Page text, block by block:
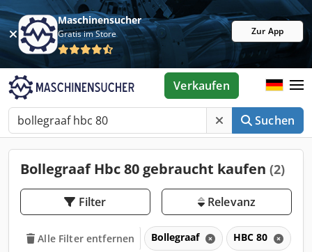
Maschinensucher
Gratis im Store Zur App
Suchen
Verkaufen
Bollegraaf Hbc 80 gebraucht kaufen (2)
Filter Relevanz
Alle Filter entfernen Bollegraaf HBC 80